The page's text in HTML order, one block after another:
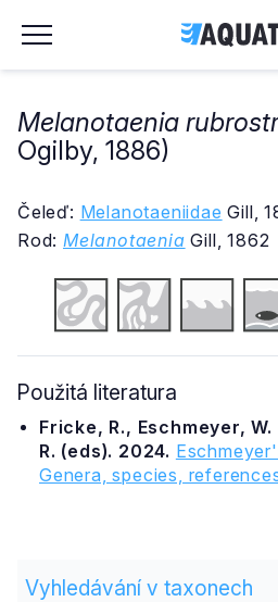
Melanotaenia
Ogilby, 1886)
Čeleď: Melanotaeniidae Gill,
Rod: Melanotaenia Gill, 1862
Použitá literatura
Fricke, R., Eschmeyer,
R. (eds). 2024.
Genera, species,
Vyhledávání v taxonech